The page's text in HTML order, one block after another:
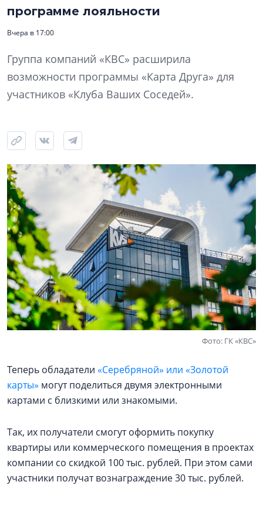
программе лояльности
Вчера в 17:00
Группа компаний «КВС» расширила
возможности программы «Карта Друга» для
участников «Клуба Ваших Соседей».
Фото: ГК «КВС»
Теперь обладатели «Серебряной» или «Золотой
карты» могут поделиться двумя электронными
картами с близкими или знакомыми.
Так, их получатели смогут оформить покупку
квартиры или коммерческого помещения в проектах
компании со скидкой 100 тыс. рублей. При этом сами
участники получат вознаграждение 30 тыс. рублей.